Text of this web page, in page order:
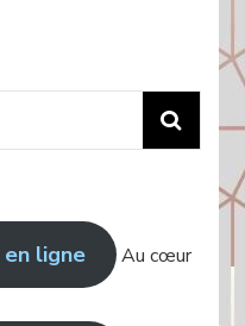
ligne
Au cœur